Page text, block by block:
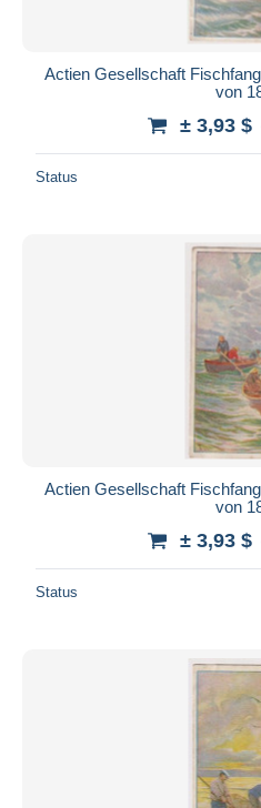
Actien Gesellschaft
von
± 3,93 $
Status
Actien Gesellschaft
von
± 3,93 $
Status